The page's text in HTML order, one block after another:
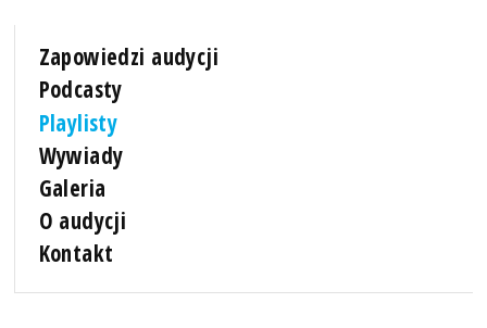
Zapowiedzi audycji
Podcasty
Playlisty
Wywiady
Galeria
O audycji
Kontakt